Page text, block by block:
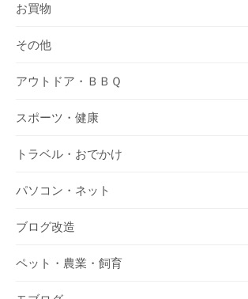
お買物
その他
アウトドア・ＢＢＱ
スポーツ・健康
トラベル・おでかけ
パソコン・ネット
ブログ改造
ペット・農業・飼育